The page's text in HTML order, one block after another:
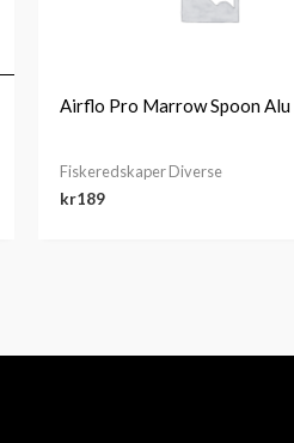
Airflo Pro Marrow Spoon Alu
Fiskeredskaper Diverse
kr189